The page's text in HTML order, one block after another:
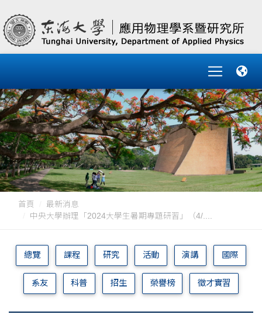
首頁
最新消息
中央大學辦理「2024大學生暑期專題研習」（4/....
總覽 課程 研究 活動 演講 國際
系友 科普 招生 榮譽榜 徵才實習